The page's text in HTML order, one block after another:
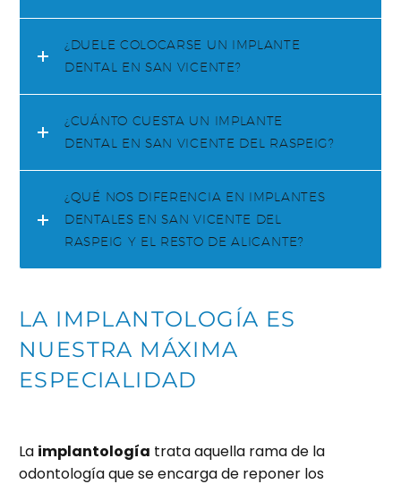
¿DUELE COLOCARSE UN IMPLANTE
DENTAL EN SAN VICENTE?
¿CUÁNTO CUESTA UN IMPLANTE
DENTAL EN SAN VICENTE DEL RASPEIG?
¿QUÉ NOS DIFERENCIA EN IMPLANTES
DENTALES EN SAN VICENTE DEL
RASPEIG Y EL RESTO DE ALICANTE?
LA IMPLANTOLOGÍA ES
NUESTRA MÁXIMA
ESPECIALIDAD
La implantología trata aquella rama de la
odontología que se encarga de reponer los